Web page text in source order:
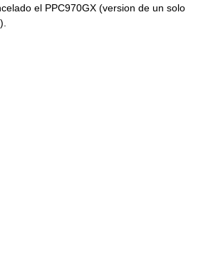
el PPC970GX (version de un solo